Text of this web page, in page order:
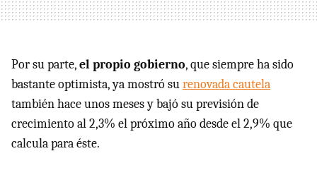
Por su parte,el propio gobierno, que siempre ha sido
bastante optimista, ya mostró surenovada cautela
también hace unos meses y bajó su previsión de
crecimiento al 2,3% el próximo año desde el 2,9% que
calcula para éste.